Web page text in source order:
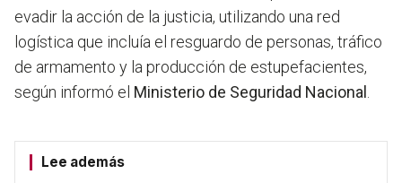
evadir la acción de la justicia, utilizando una red
logística que incluía el resguardo de personas, tráfico
de armamento y la producción de estupefacientes,
según informó el Ministerio de Seguridad Nacional
Lee además